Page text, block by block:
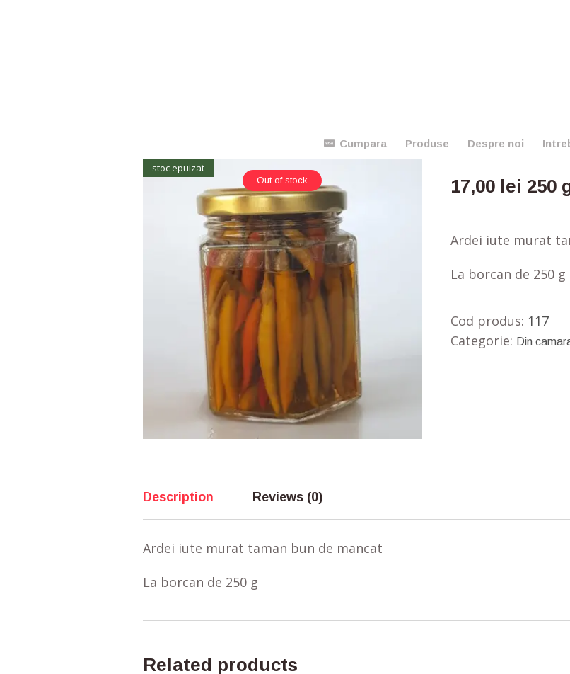
Cumpara Produse Despre noi
Out of stock
stoc epuizat
Ardei iute
17,00 lei 250
Ardei iute murat
La borcan de 250 g
Cod produs: 117
Categorie: Din
Description Reviews (0)
Ardei iute murat taman bun de mancat
La borcan de 250 g
Related products